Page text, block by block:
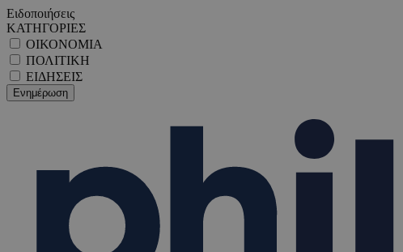
Ειδοποιήσεις
ΚΑΤΗΓΟΡΙΕΣ
ΟΙΚΟΝΟΜΙΑ
ΠΟΛΙΤΙΚΗ
ΕΙΔΗΣΕΙΣ